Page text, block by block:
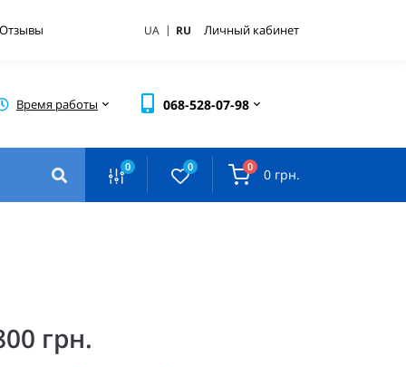
Отзывы UA | RU Личный кабинет
Время работы 068-528-07-98
0 0 0 0 грн.
грн.